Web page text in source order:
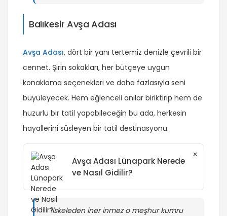
Balıkesir Avşa Adası
Avşa Adası, dört bir yanı tertemiz denizle çevrili bir
cennet. Şirin sokakları, her bütçeye uygun
konaklama seçenekleri ve daha fazlasıyla seni
büyüleyecek. Hem eğlenceli anılar biriktirip hem de
huzurlu bir tatil yapabileceğin bu ada, herkesin
hayallerini süsleyen bir tatil destinasyonu.
Avşa Adası Lünapark Nerede
ve Nasıl Gidilir?
×
“İskeleden iner inmez o meşhur kumru